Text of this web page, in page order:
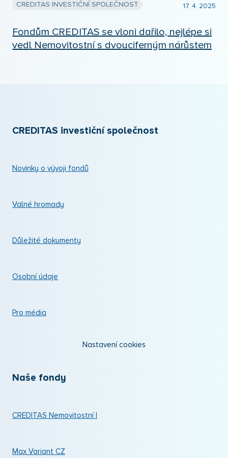
CREDITAS INVESTIČNÍ SPOLEČNOST 17. 4. 2025
Fondům CREDITAS se vloni dařilo, nejlépe si
vedl Nemovitostní s dvouciferným nárůstem
CREDITAS investiční společnost
Novinky o vývoji fondů
Valné hromady
Důležité dokumenty
Osobní údaje
Pro média
Nastavení cookies
Naše fondy
CREDITAS Nemovitostní I
Max Variant CZ